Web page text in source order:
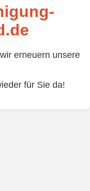
erneuern unsere
für Sie da!